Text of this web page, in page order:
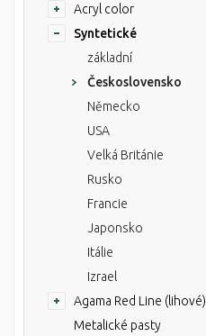
Acryl color
Syntetické
základní
Československo
Německo
USA
Velká Británie
Rusko
Francie
Japonsko
Itálie
Izrael
Agama Red Line (lihové)
Metalické pasty